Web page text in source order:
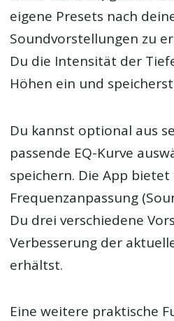
eigene Presets nach
Soundvorstellungen zu
Du die Intensität der
Höhen ein und
Du kannst optional aus
passende EQ-Kurve
speichern. Die App
Frequenzanpassung
Du drei verschiedene
Verbesserung der
erhältst.
Eine weitere praktische